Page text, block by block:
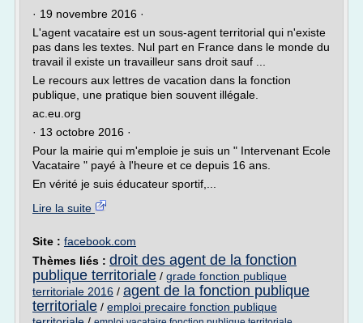
· 19 novembre 2016 ·
L'agent vacataire est un sous-agent territorial qui n'existe
pas dans les textes. Nul part en France dans le monde du
travail il existe un travailleur sans droit sauf ...
Le recours aux lettres de vacation dans la fonction
publique, une pratique bien souvent illégale.
ac.eu.org
· 13 octobre 2016 ·
Pour la mairie qui m'emploie je suis un " Intervenant Ecole
Vacataire " payé à l'heure et ce depuis 16 ans.
En vérité je suis éducateur sportif,...
Lire la suite
Site : facebook.com
Thèmes liés : droit des agent de la fonction
publique territoriale / grade fonction publique
territoriale 2016 / agent de la fonction publique
territoriale / emploi precaire fonction publique